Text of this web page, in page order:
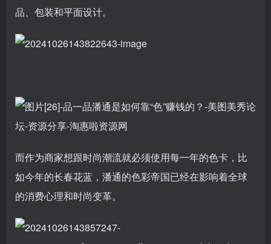
品、包装和平面设计。
而作为商家想跟时尚潮流就必须使用每一年的色卡，比
如今年的长春花蓝，潘通的色彩帝国已经在影响着全球
的消费心理和时尚变革。